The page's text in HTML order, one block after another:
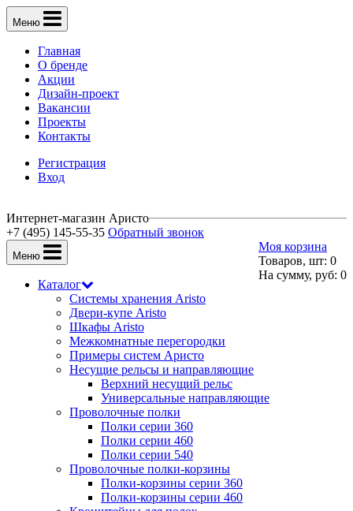
Меню
Главная
О бренде
Акции
Дизайн-проект
Вакансии
Проекты
Контакты
Регистрация
Вход
Интернет-магазин Аристо
+7 (495) 145-55-35 Обратный звонок
Моя корзина
Товаров, шт: 0
На сумму, руб: 0
Меню
Каталог
Системы хранения Aristo
Двери-купе Aristo
Шкафы Aristo
Межкомнатные перегородки
Примеры систем Аристо
Несущие рельсы и направляющие
Верхний несущий рельс
Универсальные направляющие
Проволочные полки
Полки серии 360
Полки серии 460
Полки серии 540
Проволочные полки-корзины
Полки-корзины серии 360
Полки-корзины серии 460